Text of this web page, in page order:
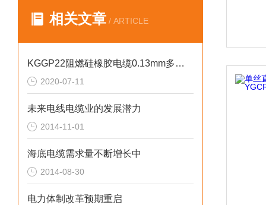
相关文章 / ARTICLE
KGGP22阻燃硅橡胶电缆0.13mm多股铜芯线
2020-07-11
未来电线电缆业的发展潜力
2014-11-01
海底电缆需求量不断增长中
2014-08-30
电力体制改革预期重启